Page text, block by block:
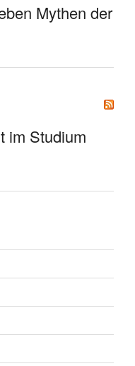
Mythen der
im Studium